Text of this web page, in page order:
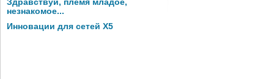
Здравствуй, племя младое,
незнакомое...
Инновации для сетей X5